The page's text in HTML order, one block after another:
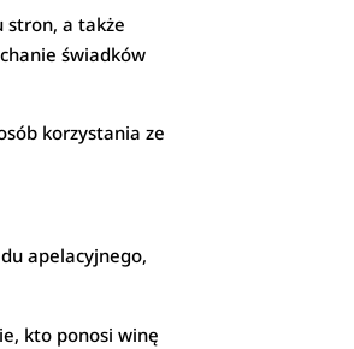
stron, a także
świadków
korzystania ze
apelacyjnego,
kto ponosi winę